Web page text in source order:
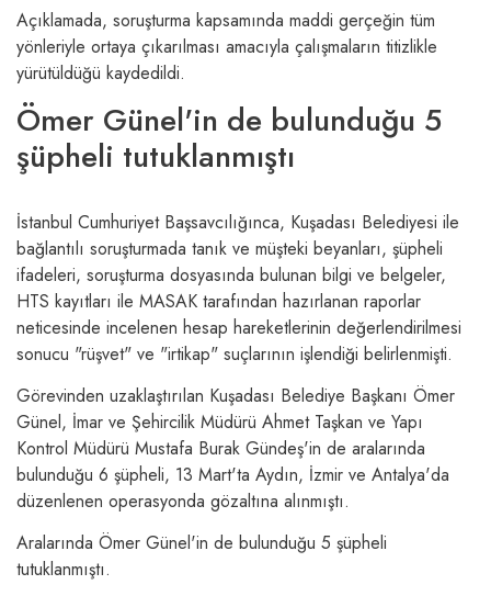
Açıklamada, soruşturma kapsamında maddi gerçeğin tüm
yönleriyle ortaya çıkarılması amacıyla çalışmaların titizlikle
yürütüldüğü kaydedildi.
Ömer Günel'in de bulunduğu 5
şüpheli tutuklanmıştı
İstanbul Cumhuriyet Başsavcılığınca, Kuşadası Belediyesi ile
bağlantılı soruşturmada tanık ve müşteki beyanları, şüpheli
ifadeleri, soruşturma dosyasında bulunan bilgi ve belgeler,
HTS kayıtları ile MASAK tarafından hazırlanan raporlar
neticesinde incelenen hesap hareketlerinin değerlendirilmesi
sonucu "rüşvet" ve "irtikap" suçlarının işlendiği belirlenmişti.
Görevinden uzaklaştırılan Kuşadası Belediye Başkanı Ömer
Günel, İmar ve Şehircilik Müdürü Ahmet Taşkan ve Yapı
Kontrol Müdürü Mustafa Burak Gündeş'in de aralarında
bulunduğu 6 şüpheli, 13 Mart'ta Aydın, İzmir ve Antalya'da
düzenlenen operasyonda gözaltına alınmıştı.
Aralarında Ömer Günel'in de bulunduğu 5 şüpheli
tutuklanmıştı.